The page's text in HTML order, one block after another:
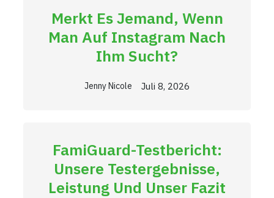
Merkt Es Jemand, Wenn
Man Auf Instagram Nach
Ihm Sucht?
Jenny Nicole Juli 8, 2026
FamiGuard-Testbericht:
Unsere Testergebnisse,
Leistung Und Unser Fazit